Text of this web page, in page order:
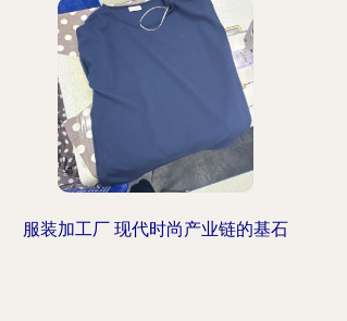
服装加工厂 现代时尚产业链的基石